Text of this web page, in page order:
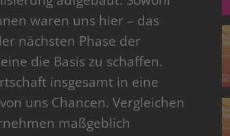
waren uns hier – das
nächsten Phase der
die Basis zu schaffen.
insgesamt in eine
uns Chancen. Vergleichen
maßgeblich